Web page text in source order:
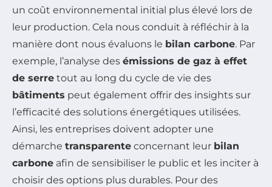
un coût environnemental initial plus élevé lors de
leur production. Cela nous conduit à réfléchir à la
manière dont nous évaluons le bilan carbone. Par
exemple, l’analyse des émissions de gaz à effet
de serre tout au long du cycle de vie des
bâtiments peut également offrir des insights sur
l’efficacité des solutions énergétiques utilisées.
Ainsi, les entreprises doivent adopter une
démarche transparente concernant leur bilan
carbone afin de sensibiliser le public et les inciter à
choisir des options plus durables. Pour des